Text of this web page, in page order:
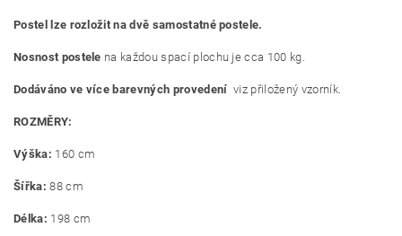
Postel lze rozložit na dvě samostatné postele.
Nosnost postele na každou spací plochu je cca 100 kg.
Dodáváno ve více barevných provedení viz přiložený vzorník.
ROZMĚRY:
Výška: 160 cm
Šířka: 88 cm
Délka: 198 cm